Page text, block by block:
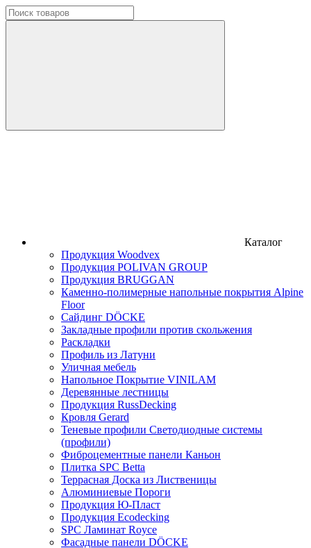
Каталог
Продукция Woodvex
Продукция POLIVAN GROUP
Продукция BRUGGAN
Каменно-полимерные напольные покрытия Alpine
Floor
Сайдинг DÖCKE
Закладные профили против скольжения
Раскладки
Профиль из Латуни
Уличная мебель
Напольное Покрытие VINILAM
Деревянные лестницы
Продукция RussDecking
Кровля Gerard
Теневые профили Светодиодные системы
(профили)
Фиброцементные панели Каньон
Плитка SPC Betta
Террасная Доска из Лиственицы
Алюминиевые Пороги
Продукция Ю-Пласт
Продукция Ecodecking
SPC Ламинат Royce
Фасадные панели DÖCKE